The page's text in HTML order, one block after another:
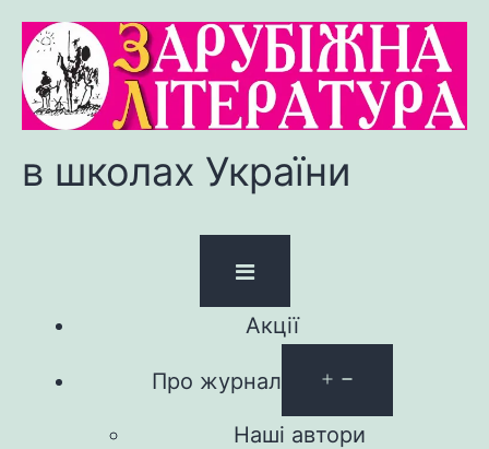
в школах України
Акції
Про журнал
Наші автори